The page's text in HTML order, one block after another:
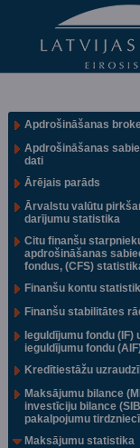
Apdrošināšanas
Apdrošināšanas
dati
Ārējais parāds
Ārvalstu valūtu
darījumu statistika
Citu finanšu
apdrošināšanas
fondus, (CFS)
Finanšu kontu
Finanšu stabilitātes
Ieguldījumu fondu (IF)
ieguldījumu fondu
Kredītiestāžu
Maksājumu bilance
investīciju bilance
pakalpojumu
Maksājumu statistika